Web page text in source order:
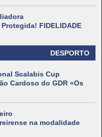
FIDELIDADE
DESPORTO
Scalabis Cup
Cardoso do GDR «Os
na modalidade